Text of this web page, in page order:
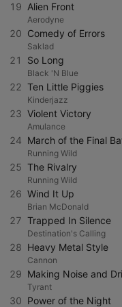
19 Alien Front
Aerodyne
20 Comedy of Errors
Saklad
21 So Long
Black 'N Blue
22 Ten Little Piggies
Kinderjazz
23 Violent Victory
Amulance
24 March of the Final
Running Wild
25 The Rivalry
Running Wild
26 Wind It Up
Brian McDonald
27 Trapped In Silence
Destination's Calling
28 Heavy Metal Style
Cannon
29 Making Noise and
Tyrant
30 Power of the Night